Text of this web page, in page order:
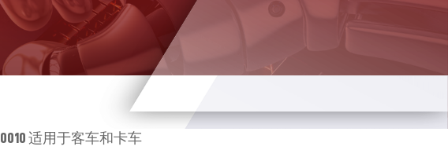
适用于客车和卡车